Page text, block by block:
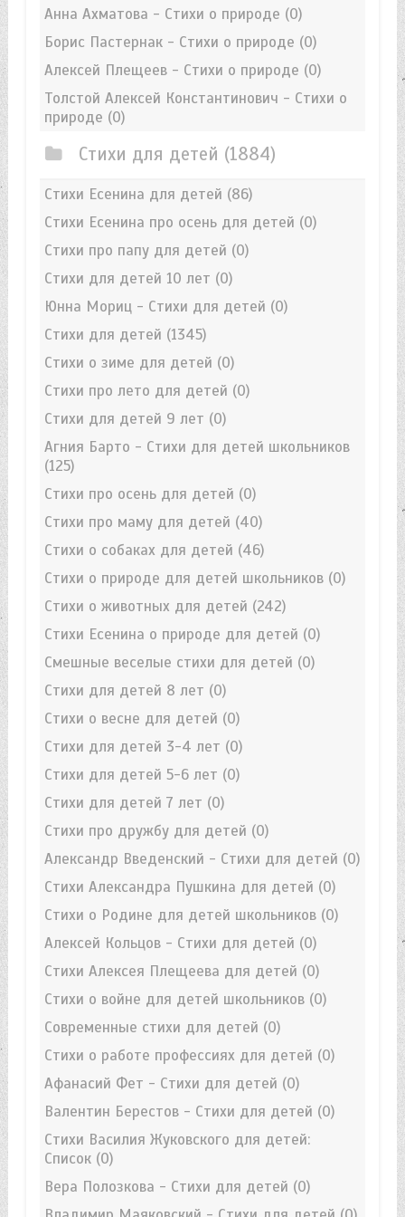
Анна Ахматова - Стихи о природе (0)
Борис Пастернак - Стихи о природе (0)
Алексей Плещеев - Стихи о природе (0)
Толстой Алексей Константинович - Стихи о
природе (0)
Стихи для детей (1884)
Стихи Есенина для детей (86)
Стихи Есенина про осень для детей (0)
Стихи про папу для детей (0)
Стихи для детей 10 лет (0)
Юнна Мориц - Стихи для детей (0)
Стихи для детей (1345)
Стихи о зиме для детей (0)
Стихи про лето для детей (0)
Стихи для детей 9 лет (0)
Агния Барто - Стихи для детей школьников
(125)
Стихи про осень для детей (0)
Стихи про маму для детей (40)
Стихи о собаках для детей (46)
Стихи о природе для детей школьников(0)
Стихи о животных для детей (242)
Стихи Есенина о природе для детей (0)
Смешные веселые стихи для детей (0)
Стихи для детей 8 лет (0)
Стихи о весне для детей (0)
Стихи для детей 3-4 лет (0)
Стихи для детей 5-6 лет (0)
Стихи для детей 7 лет (0)
Стихи про дружбу для детей (0)
Александр Введенский - Стихи для детей (0)
Стихи Александра Пушкина для детей (0)
Стихи о Родине для детей школьников(0)
Алексей Кольцов - Стихи для детей (0)
Стихи Алексея Плещеева для детей (0)
Стихи о войне для детей школьников(0)
Современные стихи для детей (0)
Стихи о работе профессиях для детей (0)
Афанасий Фет - Стихи для детей (0)
Валентин Берестов - Стихи для детей (0)
Стихи Василия Жуковского для детей:
Список(0)
Вера Полозкова - Стихи для детей (0)